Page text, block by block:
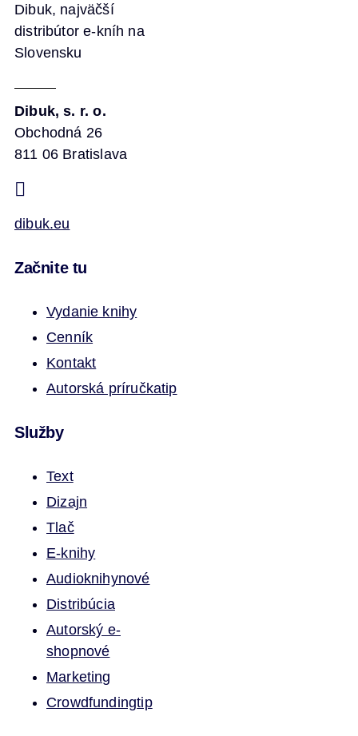
Dibuk, najväčší
distribútor e-kníh na
Slovensku
Dibuk, s. r. o.
Obchodná 26
811 06 Bratislava
dibuk.eu
Začnite tu
Vydanie knihy
Cenník
Kontakt
Autorská príručkatip
Služby
Text
Dizajn
Tlač
E-knihy
Audioknihynové
Distribúcia
Autorský e-
shopnové
Marketing
Crowdfundingtip